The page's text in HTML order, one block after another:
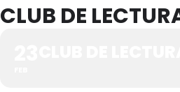
CLUB DE